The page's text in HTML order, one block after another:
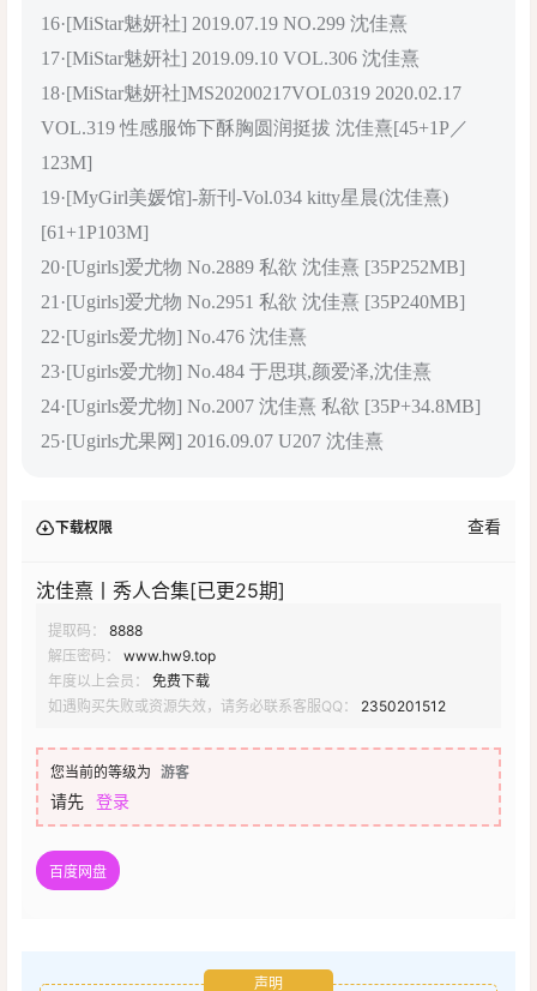
16·[MiStar魅妍社] 2019.07.19 NO.299 沈佳熹
17·[MiStar魅妍社] 2019.09.10 VOL.306 沈佳熹
18·[MiStar魅妍社]MS20200217VOL0319 2020.02.17
VOL.319 性感服饰下酥胸圆润挺拔 沈佳熹[45+1P／
123M]
19·[MyGirl美媛馆]-新刊-Vol.034 kitty星晨(沈佳熹)
[61+1P103M]
20·[Ugirls]爱尤物 No.2889 私欲 沈佳熹 [35P252MB]
21·[Ugirls]爱尤物 No.2951 私欲 沈佳熹 [35P240MB]
22·[Ugirls爱尤物] No.476 沈佳熹
23·[Ugirls爱尤物] No.484 于思琪,颜爱泽,沈佳熹
24·[Ugirls爱尤物] No.2007 沈佳熹 私欲 [35P+34.8MB]
25·[Ugirls尤果网] 2016.09.07 U207 沈佳熹
下载权限 查看
沈佳熹丨秀人合集[已更25期]
提取码：
8888
解压密码：
www.hw9.top
年度以上会员：
免费下载
如遇购买失败或资源失效，请务必联系客服QQ：
2350201512
您当前的等级为 游客
请先 登录
百度网盘
声明